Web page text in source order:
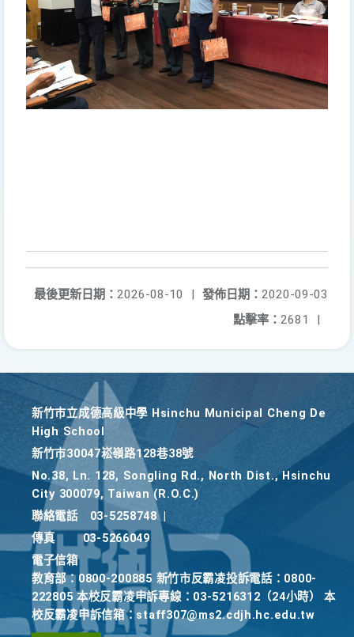
發佈日期： 2020-09-03
最後更新日期： 2026-08-10
|
點擊率： 2681 |
新竹巿立成德高級中學 Hsinchu Municipal Cheng De
High School
新竹巿30047崧嶺路128巷38號
No.38, Ln. 128, Songling Rd., North Dist., Hsinchu
City 300079, Taiwan (R.O.C.)
聯絡電話
03-5258748
傳真
03-5266049
電子信箱
教育部：0800-200885 新竹市反霸凌投訴電話：0800-
222805 本校反霸凌申訴專線：03-5216312（24小時） 本
校反霸凌申訴信箱：staff307@ms2.cdjh.hc.edu.tw